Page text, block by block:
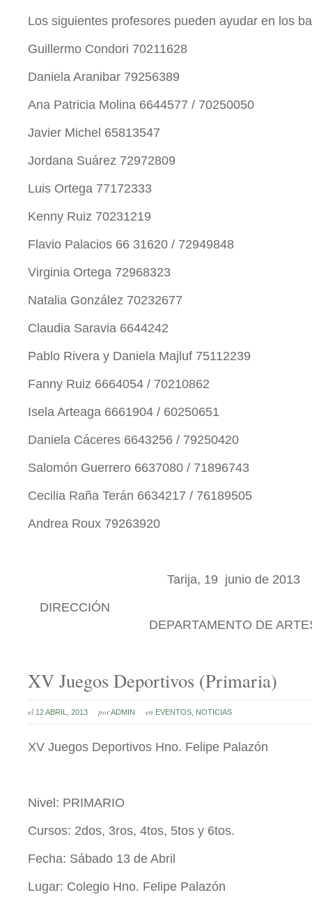
Los siguientes profesores pueden ayudar en los
Guillermo Condori 70211628
Daniela Aranibar 79256389
Ana Patricia Molina 6644577 / 70250050
Javier Michel 65813547
Jordana Suárez 72972809
Luis Ortega 77172333
Kenny Ruiz 70231219
Flavio Palacios 66 31620 / 72949848
Virginia Ortega 72968323
Natalia González 70232677
Claudia Saravia 6644242
Pablo Rivera y Daniela Majluf 75112239
Fanny Ruiz 6664054 / 70210862
Isela Arteaga 6661904 / 60250651
Daniela Cáceres 6643256 / 79250420
Salomón Guerrero 6637080 / 71896743
Cecilia Raña Terán 6634217 / 76189505
Andrea Roux 79263920
Tarija, 19 junio de 2013
DEPARTAMENTO DE
XV Juegos Deportivos (Primaria)
el 12 ABRIL, 2013 porADMIN en EVENTOS NOTICIAS
XV Juegos Deportivos Hno. Felipe Palazón
Nivel: PRIMARIO
Cursos: 2dos, 3ros, 4tos, 5tos y 6tos.
Fecha: Sábado 13 de Abril
Lugar: Colegio Hno. Felipe Palazón